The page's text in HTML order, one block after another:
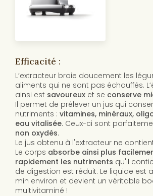
Efficacité :
L’extracteur broie doucement les
aliments qui ne sont pas échauffés.
ainsi est savoureux et se conserve
Il permet de prélever un jus qui
nutriments : vitamines, minéraux,
eau vitalisée. Ceux-ci sont
non oxydés.
Le jus obtenu à l'extracteur ne
Le corps absorbe ainsi plus
rapidement les nutriments qu'il
de digestion est réduit. Le liquide est
min environ et devient un véritable
multivitaminé !